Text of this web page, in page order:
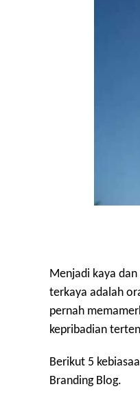
Menjadi kaya
terkaya adalah
pernah
kepribadian
Berikut 5
Branding Blog.